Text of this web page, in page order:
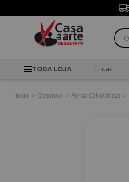
TODA LOJA Tintas
Início > Desenho > Penas Caligráficas >